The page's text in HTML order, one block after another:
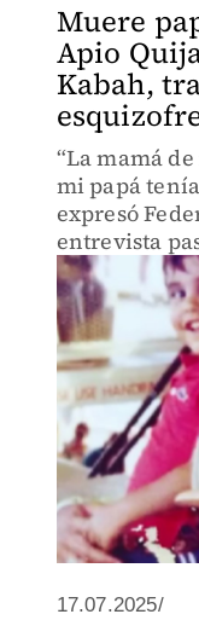
Muere
Apio
Kabah,
“La mamá
mi papá
expresó
entrevista
papá vivía en
17.07.2025/